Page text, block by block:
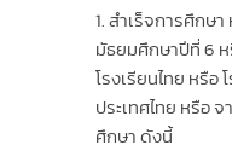
สำเร็จการศึกษ
มัธยมศึกษาปีที่ 6 ห
โรงเรียนไทย หรือ
ประเทศไทย หรือ
ศึกษา ดังนี้